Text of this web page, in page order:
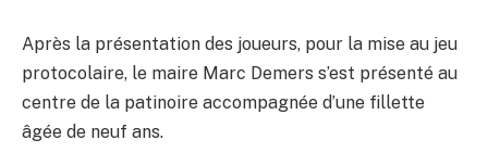
Après la présentation des joueurs, pour la mise au jeu
protocolaire, le maire Marc Demers s’est présenté au
centre de la patinoire accompagnée d’une fillette
âgée de neuf ans.